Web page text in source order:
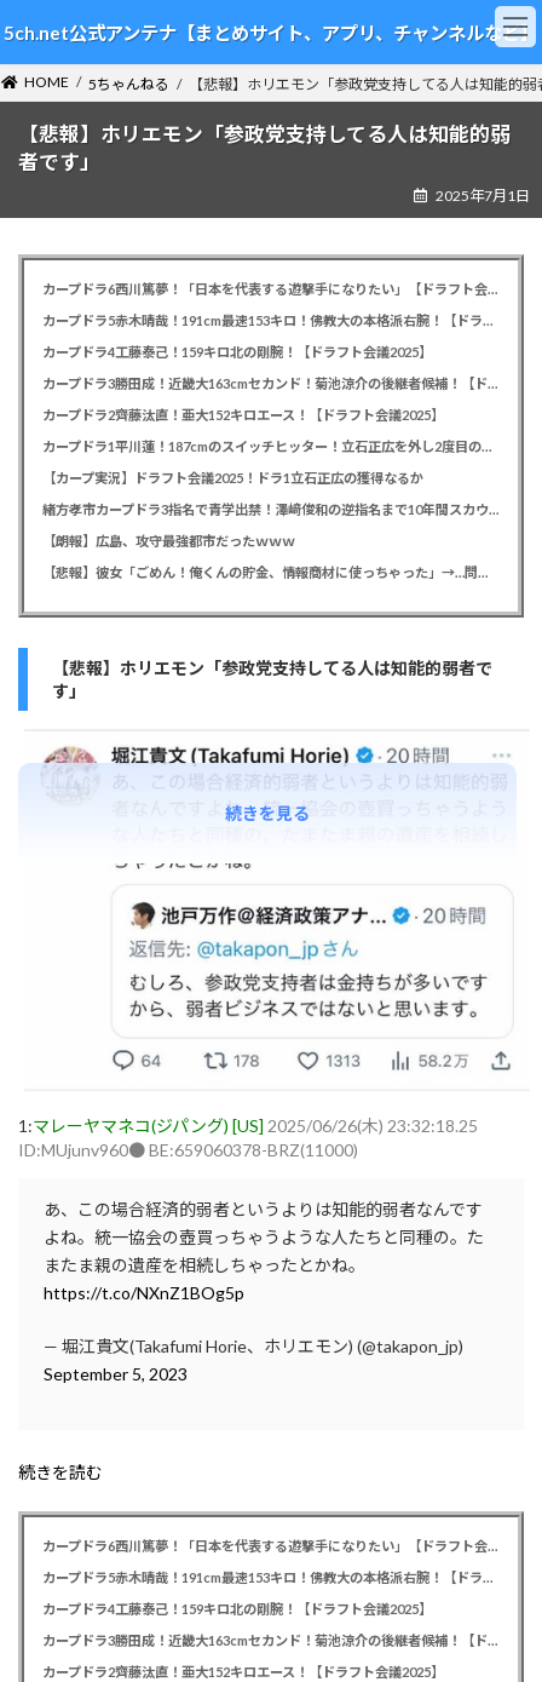
ン
テ
ン
ツ
ビ
ゲ
ー
シ
5ch.net公式アンテナ【まとめサイト、アプリ、チャンネルなど】
HOME 5ちゃんねる 【悲報】ホリエモン「参政党支持してる人は知能的
【悲報】ホリエモン「参政党支持してる人は知能的弱
者です」
2025年7月1日
カープドラ6西川篤夢！「日本を代表する遊撃手になりたい」【ドラフト会議2025】
カープドラ5赤木晴哉！191cm最速153キロ！佛教大の本格派右腕！【ドラフト会議2025】
カープドラ4工藤泰己！159キロ北の剛腕！【ドラフト会議2025】
カープドラ3勝田成！近畿大163cmセカンド！菊池涼介の後継者候補！【ドラフト会議2025】
カープドラ2齊藤汰直！亜大152キロエース！【ドラフト会議2025】
カープドラ1平川蓮！187cmのスイッチヒッター！立石正広を外し2度目の重複も新井監督がクジを引き当てる！【ドラフト会議2025】
【カープ実況】ドラフト会議2025！ドラ1立石正広の獲得なるか
緒方孝市カープドラ3指名で青学出禁！澤﨑俊和の逆指名まで10年間スカウト出禁
【朗報】広島、攻守最強都市だったｗｗｗ
【悲報】彼女「ごめん！俺くんの貯金、情報商材に使っちゃった」→…問い詰めたらギャン泣きされたんだが俺が悪いのか？
【悲報】ホリエモン「参政党支持してる人は知能的弱者で
す」
1:マレーヤマネコ(ジパング) [US] 2025/06/26(木) 23:32:18.25
ID:MUjunv960● BE:659060378-BRZ(11000)
あ、この場合経済的弱者というよりは知能的弱者なんです
よね。統一協会の壺買っちゃうような人たちと同種の。た
またま親の遺産を相続しちゃったとかね。
https://t.co/NXnZ1BOg5p
— 堀江貴文(Takafumi Horie、ホリエモン) (@takapon_jp)
September 5, 2023
続きを読む
続きを見る
カープドラ6西川篤夢！「日本を代表する遊撃手になりたい」【ドラフト会議2025】
カープドラ5赤木晴哉！191cm最速153キロ！佛教大の本格派右腕！【ドラフト会議2025】
カープドラ4工藤泰己！159キロ北の剛腕！【ドラフト会議2025】
カープドラ3勝田成！近畿大163cmセカンド！菊池涼介の後継者候補！【ドラフト会議2025】
カープドラ2齊藤汰直！亜大152キロエース！【ドラフト会議2025】